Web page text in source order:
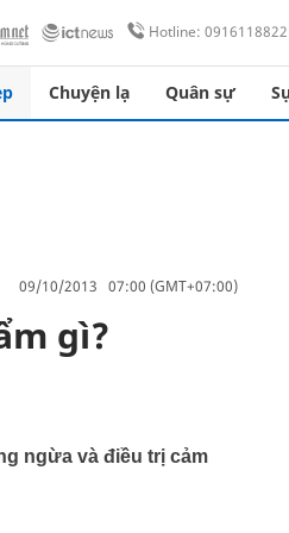
Hotline: 0916118822
Chuyện lạ Quân sự
09/10/2013 07:00 (GMT+07:00)
gì?
ngừa và điều trị cảm